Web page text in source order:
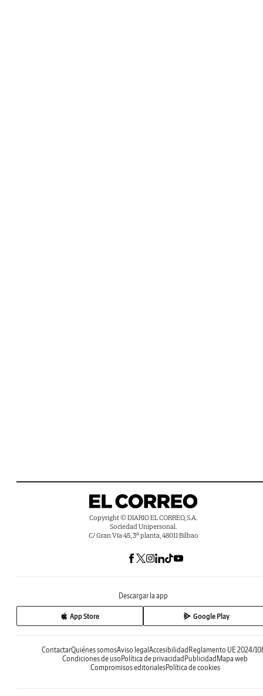
Copyright © DIARIO EL CORREO, S.A.
Sociedad Unipersonal.
C/ Gran Vía 45, 3ª planta, 48011 Bilbao
Descargar la app
App Store Google Play
ContactarQuiénes somosAviso legal Accesibilidad Reglamento UE 2024/
Condiciones de uso Política de privacidad Publicidad Mapa web
Compromisos editorialesPolítica de cookies